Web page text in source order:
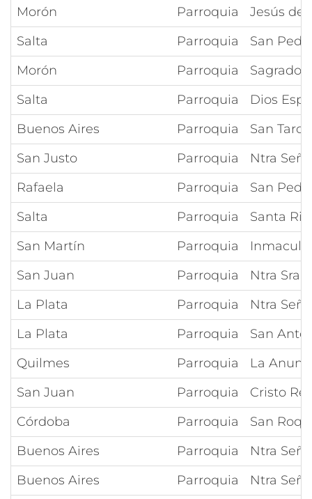
Morón Parroquia
Jesús del
Salta
Parroquia
San
Morón
Parroquia
Sagrado
Salta
Parroquia
Dios
Buenos Aires
Parroquia
San
San Justo
Parroquia
Ntra
Rafaela
Parroquia
San
Salta
Parroquia
Santa
San Martín
Parroquia
San Juan
Parroquia
Ntra Sra
La Plata
Parroquia
Ntra
La Plata
Parroquia
San
Quilmes
Parroquia
La
San Juan
Parroquia
Cristo
Córdoba
Parroquia
San
Buenos Aires
Parroquia
Ntra
Buenos Aires
Parroquia
Ntra